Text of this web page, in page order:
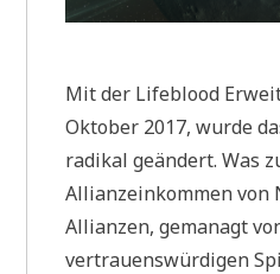
Mit der Lifeblood
Oktober 2017, wurde
radikal geändert. Was
Allianzeinkommen von
Allianzen, gemanagt
vertrauenswürdigen